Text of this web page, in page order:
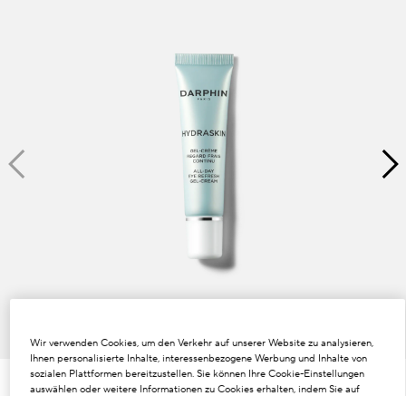
Dunkle Flecken und ungleichmäßiger Hautton
Wir verwenden Cookies, um den Verkehr auf unserer Website zu analysieren,
Ihnen personalisierte Inhalte, interessenbezogene Werbung und Inhalte von
sozialen Plattformen bereitzustellen. Sie können Ihre Cookie-Einstellungen
auswählen oder weitere Informationen zu Cookies erhalten, indem Sie auf